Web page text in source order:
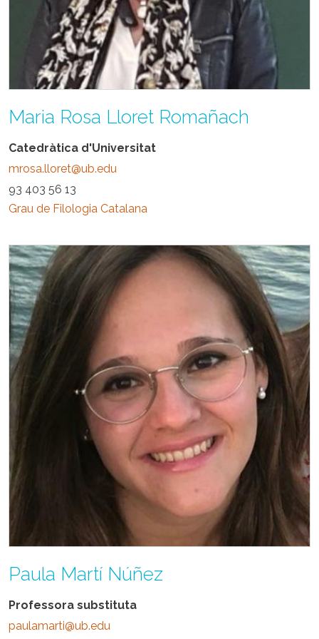
Maria Rosa Lloret Romañach
Catedràtica d'Universitat
mrosa.lloret@ub.edu
93 403 56 13
Grau de Filologia Catalana
Paula Martí Núñez
Professora substituta
paulamarti@ub.edu